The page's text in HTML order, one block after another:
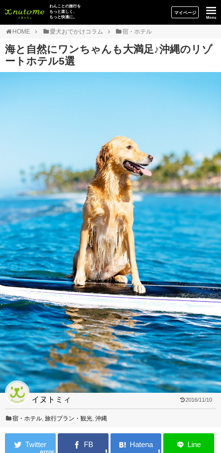
イヌトミィ
わんことの旅行を
もっと楽しく、
もっと快適に。
マイページ
HOME 愛犬おでかけコラム 宿・ホテル
海と自然にワンちゃんも大満足♪沖縄のリゾ
ートホテル5選
イヌトミィ 2016/11/10
宿・ホテル,旅行プラン・観光,沖縄